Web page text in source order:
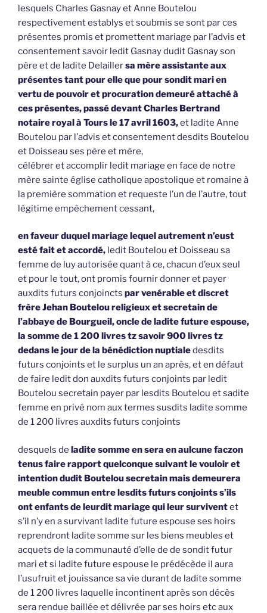
lesquels Charles Gasnay et Anne Boutelou
respectivement establys et soubmis se sont par ces
présentes promis et promettent mariage par l’advis et
consentement savoir ledit Gasnay dudit Gasnay son
père et de ladite Delaillersa mère assistante aux
présentes tant pour elle que pour sondit mari en
vertu de pouvoir et procuration demeuré attaché à
ces présentes, passé devant Charles Bertrand
notaire royal à Tours le 17 avril 1603,et ladite Anne
Boutelou par l’advis et consentement desdits Boutelou
et Doisseau ses père et mère,
célébrer et accomplir ledit mariage en face de notre
mère sainte église catholique apostolique et romaine à
la première sommation et requeste l’un de l’autre, tout
légitime empêchement cessant,
en faveur duquel mariage lequel autrement n’eust
esté fait et accordé, ledit Boutelou et Doisseau sa
femme de luy autorisée quant à ce, chacun d’eux seul
et pour le tout, ont promis fournir donner et payer
auxdits futurs conjoincts par venérable et discret
frère Jehan Boutelou religieux et secretain de
l’abbaye de Bourgueil, oncle de ladite future espouse,
la somme de 1 200 livres tz savoir 900 livres tz
dedans le jour de la bénédiction nuptialedesdits
futurs conjoints et le surplus un an après, et en défaut
de faire ledit don auxdits futurs conjoints par ledit
Boutelou secretain payer par lesdits Boutelou et sadite
femme en privé nom aux termes susdits ladite somme
de 1 200 livres auxdits futurs conjoints
desquels de ladite somme en sera en aulcune faczon
tenus faire rapport quelconque suivant le vouloir et
intention dudit Boutelou secretain mais demeurera
meuble commun entre lesdits futurs conjoints s’ils
ont enfants de leurdit mariage qui leur surviventet
s’il n’y en a survivant ladite future espouse ses hoirs
reprendront ladite somme sur les biens meubles et
acquets de la communauté d’elle de de sondit futur
mari et si ladite future espouse le prédécède il aura
l’usufruit et jouissance sa vie durant de ladite somme
de 1 200 livres laquelle incontinent après son décès
sera rendue baillée et délivrée par ses hoirs etc aux